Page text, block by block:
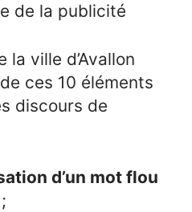
de la publicité
la ville d’Avallon
ces 10 éléments
discours de
d’un mot flou